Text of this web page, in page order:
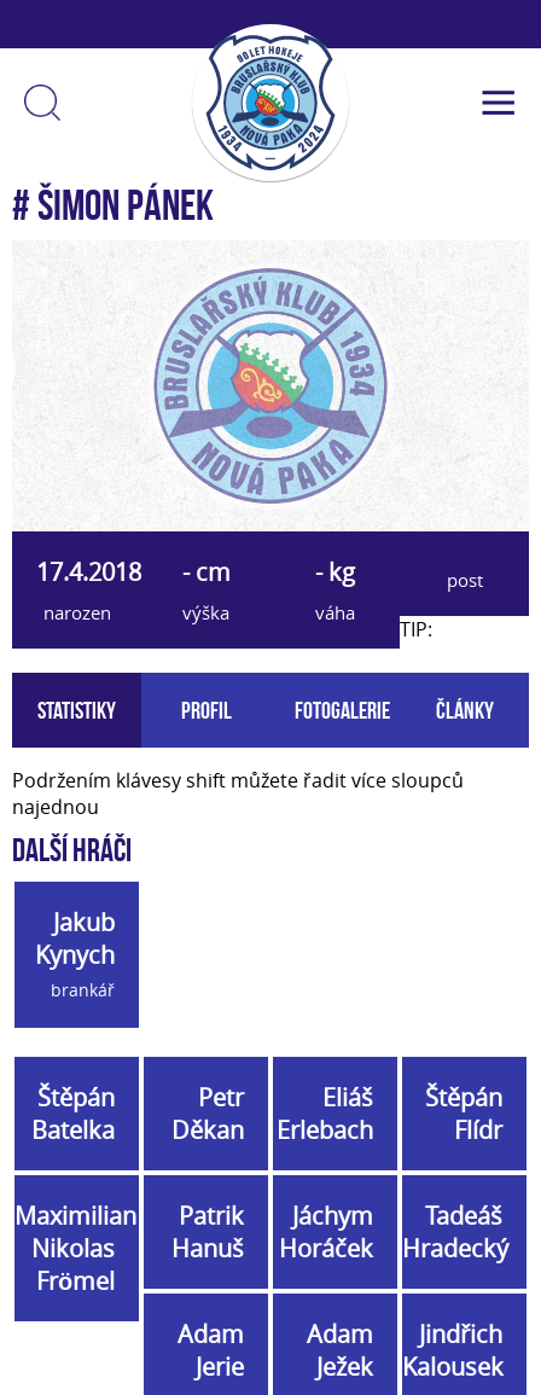
# Šimon Pánek
17.4.2018
narozen
- cm
výška
- kg
váha
post
Statistiky Profil Fotogalerie Články
TIP:
Podržením klávesy shift můžete řadit více sloupců
najednou
Další hráči
Jakub
Kynych
brankář
Štěpán
Batelka
Petr
Děkan
Eliáš
Erlebach
Štěpán
Flídr
Maximilian
Nikolas
Frömel
Patrik
Hanuš
Jáchym
Horáček
Tadeáš
Hradecký
Adam
Jerie
Adam
Ježek
Jindřich
Kalousek